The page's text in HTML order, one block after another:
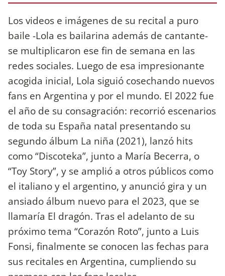
Los videos e imágenes de su recital a puro
baile -Lola es bailarina además de cantante-
se multiplicaron ese fin de semana en las
redes sociales. Luego de esa impresionante
acogida inicial, Lola siguió cosechando nuevos
fans en Argentina y por el mundo. El 2022 fue
el año de su consagración: recorrió escenarios
de toda su España natal presentando su
segundo álbum La niña (2021), lanzó hits
como “Discoteka”, junto a María Becerra, o
“Toy Story”, y se amplió a otros públicos como
el italiano y el argentino, y anunció gira y un
ansiado álbum nuevo para el 2023, que se
llamaría El dragón. Tras el adelanto de su
próximo tema “Corazón Roto”, junto a Luis
Fonsi, finalmente se conocen las fechas para
sus recitales en Argentina, cumpliendo su